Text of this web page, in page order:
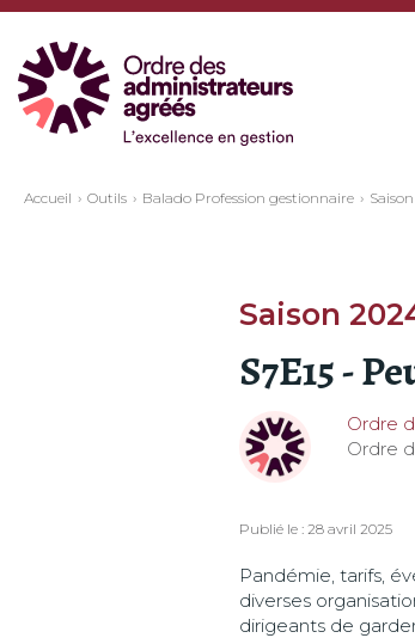
Accueil Outils Balado Profession gestionnaire
Saison
S7E15 -
Ordre
Ordre
Publié le : 28 avril 2025
Pandémie, tarifs,
diverses
dirigeants de